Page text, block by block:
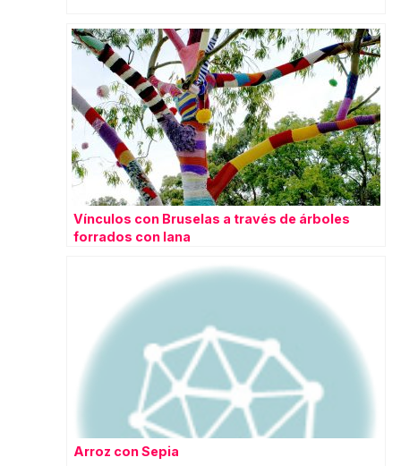
Vínculos con Bruselas a través de árboles
forrados con lana
Arroz con Sepia